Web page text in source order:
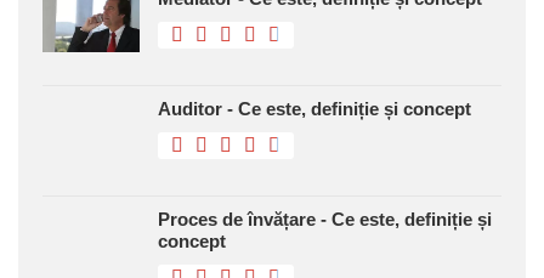
Mediator - Ce este, definiție și concept
Auditor - Ce este, definiție și concept
Proces de învățare - Ce este, definiție și
concept